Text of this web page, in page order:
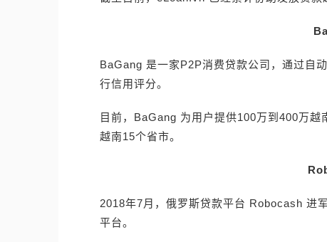
BaGang 是一家P2P消费贷款公司，通过自
行信用评分。
目前，BaGang 为用户提供100万到400万
越南15个省市。
2018年7月，俄罗斯贷款平台 Robocash 进
平台。